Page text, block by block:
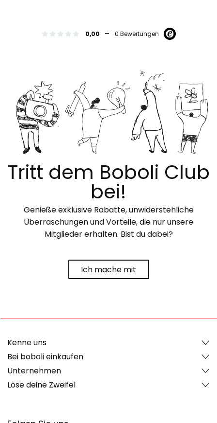
0,00 - 0 Bewertungen
Tritt dem Boboli Club
bei!
Genieße exklusive Rabatte, unwiderstehliche
Überraschungen und Vorteile, die nur unsere
Mitglieder erhalten. Bist du dabei?
Ich mache mit
Kenne uns
Bei boboli einkaufen
Unternehmen
Löse deine Zweifel